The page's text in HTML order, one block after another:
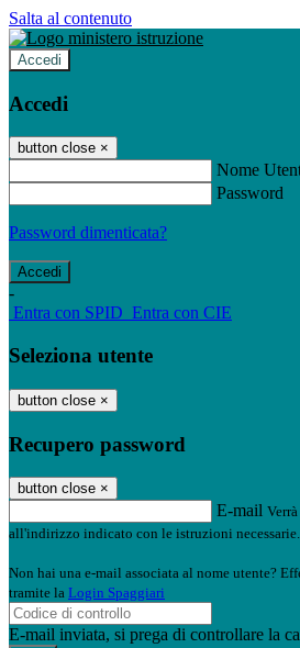
Salta al contenuto
Accedi
Accedi
button close ×
Nome
Password
Password dimenticata?
-
Entra con SPID Entra con CIE
Seleziona utente
button close ×
Recupero password
button close ×
E-mail
all'indirizzo indicato con le istruzioni necessarie.
Non hai una e-mail associata al nome utente?
tramite la Login Spaggiari
E-mail inviata, si prega di controllare la